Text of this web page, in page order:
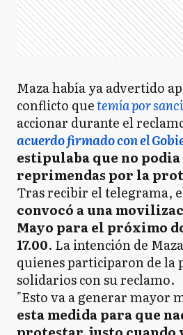
Maza había ya advertido
conflicto quetemía por
accionar durante el
acuerdo firmado con el
estipulaba que no
reprimendas por la
Tras recibir el telegrama,
convocó a una
Mayo para el próximo
17.00. La intención de
quienes participaron de la
solidarios con su reclamo.
"Esto va a generar mayor
esta medida para que